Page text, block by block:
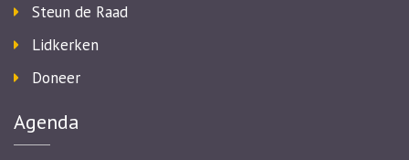
Steun de Raad
Lidkerken
Doneer
Agenda